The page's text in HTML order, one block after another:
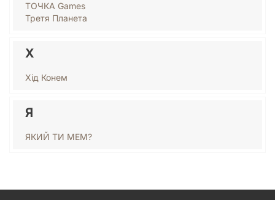
ТОЧКА Games
Третя Планета
Х
Хід Конем
Я
ЯКИЙ ТИ МЕМ?